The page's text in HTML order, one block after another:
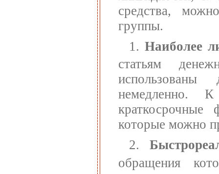
средства,
группы.
1. Наиболее
статьям
немедленно.
краткосрочные
которые можно
2.
обращения